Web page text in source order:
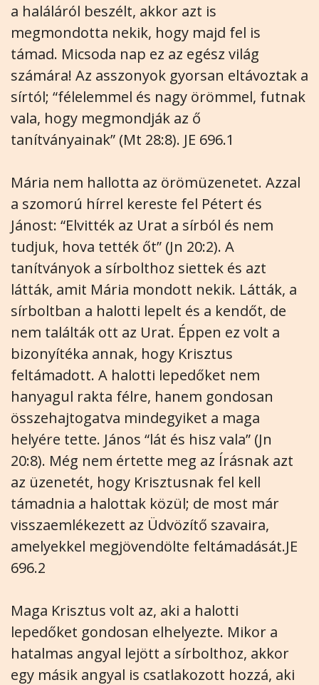
a haláláról beszélt, akkor azt is
megmondotta nekik, hogy majd fel is
támad. Micsoda nap ez az egész világ
számára! Az asszonyok gyorsan eltávoztak a
sírtól; “félelemmel és nagy örömmel, futnak
vala, hogy megmondják az ő
tanítványainak” (Mt 28:8). JE 696.1
Mária nem hallotta az örömüzenetet. Azzal
a szomorú hírrel kereste fel Pétert és
Jánost: “Elvitték az Urat a sírból és nem
tudjuk, hova tették őt” (Jn 20:2). A
tanítványok a sírbolthoz siettek és azt
látták, amit Mária mondott nekik. Látták, a
sírboltban a halotti lepelt és a kendőt, de
nem találták ott az Urat. Éppen ez volt a
bizonyítéka annak, hogy Krisztus
feltámadott. A halotti lepedőket nem
hanyagul rakta félre, hanem gondosan
összehajtogatva mindegyiket a maga
helyére tette. János “lát és hisz vala” (Jn
20:8). Még nem értette meg az Írásnak azt
az üzenetét, hogy Krisztusnak fel kell
támadnia a halottak közül; de most már
visszaemlékezett az Üdvözítő szavaira,
amelyekkel megjövendölte feltámadását.JE
696.2
Maga Krisztus volt az, aki a halotti
lepedőket gondosan elhelyezte. Mikor a
hatalmas angyal lejött a sírbolthoz, akkor
egy másik angyal is csatlakozott hozzá, aki